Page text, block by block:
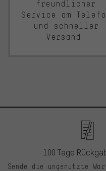
freundlicher
Service am
und schneller
Versand.
100 Tage
Sende die ungenutzte